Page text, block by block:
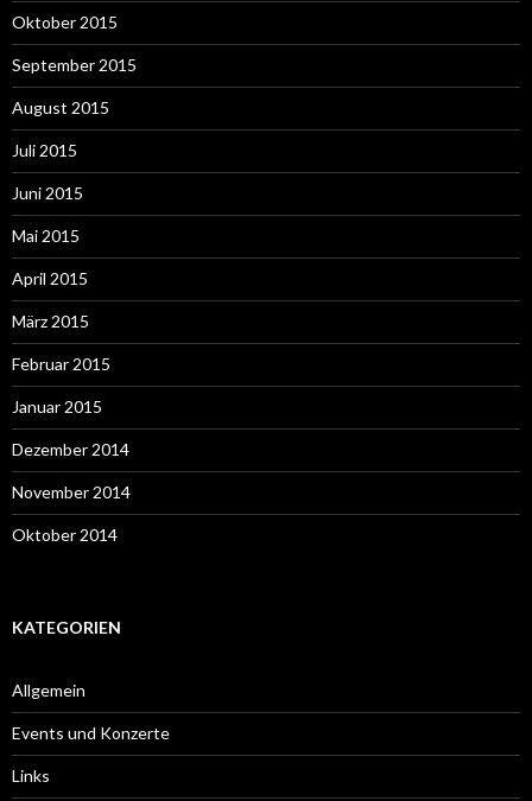
Oktober 2015
September 2015
August 2015
Juli 2015
Juni 2015
Mai 2015
April 2015
März 2015
Februar 2015
Januar 2015
Dezember 2014
November 2014
Oktober 2014
KATEGORIEN
Allgemein
Events und Konzerte
Links